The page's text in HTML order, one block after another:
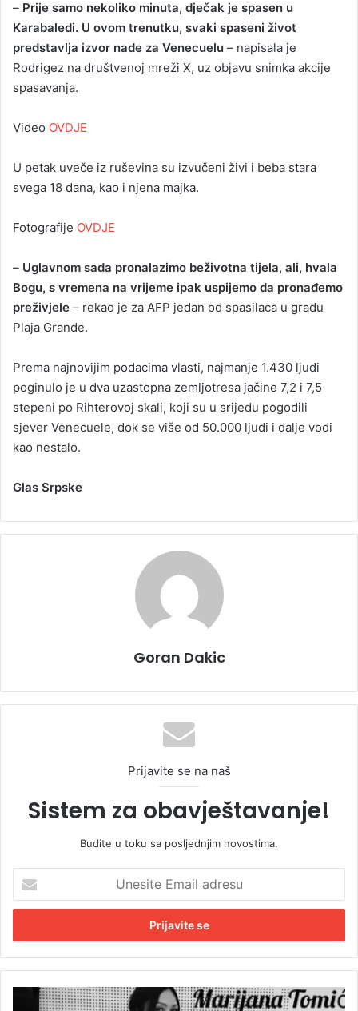
– Prije samo nekoliko minuta, dječak je spasen u
Karabaledi. U ovom trenutku, svaki spaseni život
predstavlja izvor nade za Venecuelu – napisala je
Rodrigez na društvenoj mreži X, uz objavu snimka akcije
spasavanja.
Video OVDJE
U petak uveče iz ruševina su izvučeni živi i beba stara
svega 18 dana, kao i njena majka.
Fotografije OVDJE
– Uglavnom sada pronalazimo beživotna tijela, ali, hvala
Bogu, s vremena na vrijeme ipak uspijemo da pronađemo
preživjele – rekao je za AFP jedan od spasilaca u gradu
Plaja Grande.
Prema najnovijim podacima vlasti, najmanje 1.430 ljudi
poginulo je u dva uzastopna zemljotresa jačine 7,2 i 7,5
stepeni po Rihterovoj skali, koji su u srijedu pogodili
sjever Venecuele, dok se više od 50.000 ljudi i dalje vodi
kao nestalo.
Glas Srpske
Goran Dakic
Prijavite se na naš
Sistem za obavještavanje!
Budite u toku sa posljednjim novostima.
e
i
t